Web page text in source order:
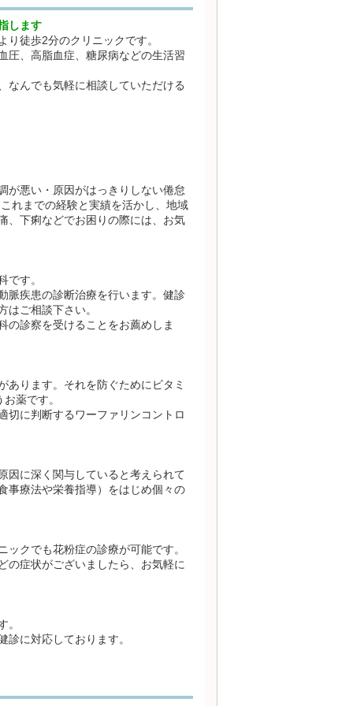
します
徒歩2分のクリニックです。
圧、高脂血症、糖尿病などの生活習
なんでも気軽に相談していただける
が悪い・原因がはっきりしない倦怠
れまでの経験と実績を活かし、地域
、下痢などでお困りの際には、お気
です。
脈疾患の診断治療を行います。健診
ご相談下さい。
の診察を受けることをお薦めしま
あります。それを防ぐためにビタミ
薬です。
切に判断するワーファリンコントロ
因に深く関与していると考えられて
事療法や栄養指導）をはじめ個々の
クでも花粉症の診療が可能です。
の症状がございましたら、お気軽に
。
に対応しております。